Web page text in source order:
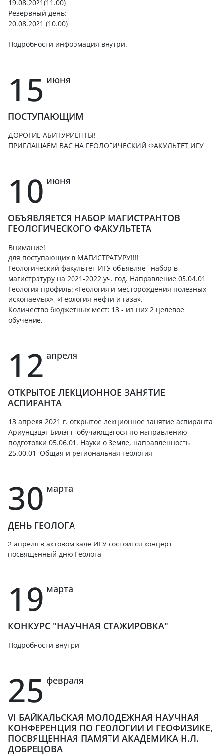
19.08.2021(11.00)
Резервный день:
20.08.2021 (10.00)
Подробности информация внутри.
15 июня
ПОСТУПАЮЩИМ
ДОРОГИЕ АБИТУРИЕНТЫ!
ПРИГЛАШАЕМ ВАС НА ГЕОЛОГИЧЕСКИЙ ФАКУЛЬТЕТ ИГУ
10 июня
ОБЪЯВЛЯЕТСЯ НАБОР МАГИСТРАНТОВ
ГЕОЛОГИЧЕСКОГО ФАКУЛЬТЕТА
Внимание!
для поступающих в МАГИСТРАТУРУ!!!!
Геологический факультет ИГУ объявляет набор в
магистратуру на 2021-2022 уч. год. Направление 05.04.01
Геология профиль: «Геология и месторождения полезных
ископаемых», «Геология нефти и газа».
Количество бюджетных мест: 13 - из них 2 целевое
обучение.
12 апреля
ОТКРЫТОЕ ЛЕКЦИОННОЕ ЗАНЯТИЕ
АСПИРАНТА
13 апреля 2021 г. открытое лекционное занятие аспиранта
Ариунцэцэг Билэгт, обучающегося по направлению
подготовки 05.06.01. Науки о Земле, направленность
25.00.01. Общая и региональная геология
30 марта
ДЕНЬ ГЕОЛОГА
2 апреля в актовом зале ИГУ состоится концерт
посвященный дню Геолога
19 марта
КОНКУРС "НАУЧНАЯ СТАЖИРОВКА"
Подробности внутри
25 февраля
VI БАЙКАЛЬСКАЯ МОЛОДЕЖНАЯ НАУЧНАЯ
КОНФЕРЕНЦИЯ ПО ГЕОЛОГИИ И ГЕОФИЗИКЕ,
ПОСВЯЩЕННАЯ ПАМЯТИ АКАДЕМИКА Н.Л.
ДОБРЕЦОВА